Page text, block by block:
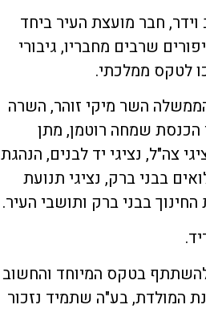
חבר מועצת העיר ביחד
שרבים מחבריו, גיבורי
לטקס ממלכתי.
השר מיקי זוהר, השרה
הכנסת שמחה רוטמן, מתן
צה"ל, נציגי יד לבנים, הנהגת
בבני ברק, נציגי תנועת
בבני ברק ותושבי העיר.
להשתתף בטקס המיוחד והחשוב
המולדת, בע"ה שתמיד נזכור